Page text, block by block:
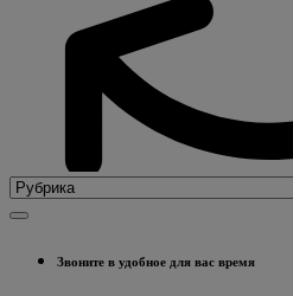
Звоните в удобное для вас время